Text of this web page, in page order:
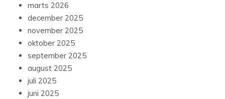
marts 2026
december 2025
november 2025
oktober 2025
september 2025
august 2025
juli 2025
juni 2025